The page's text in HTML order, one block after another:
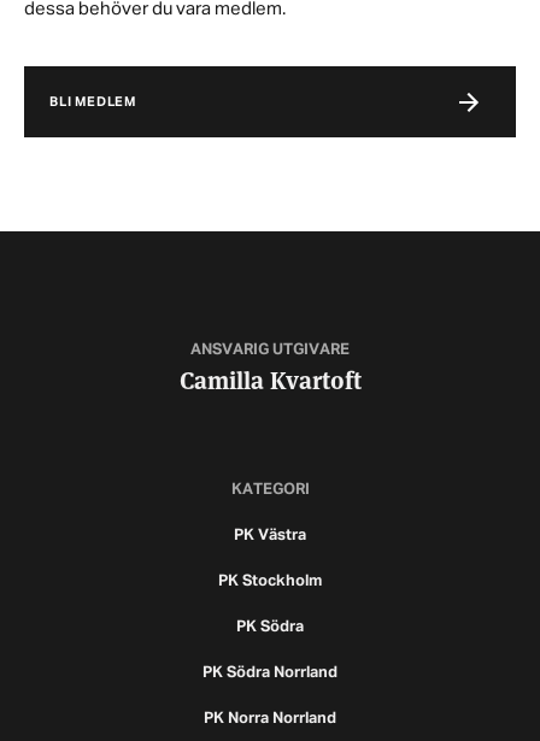
dessa behöver du vara medlem.
BLI MEDLEM
ANSVARIG UTGIVARE
Camilla Kvartoft
KATEGORI
PK Västra
PK Stockholm
PK Södra
PK Södra Norrland
PK Norra Norrland